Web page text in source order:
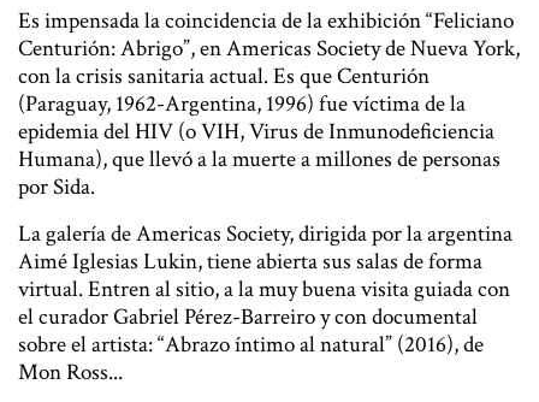
Es impensada la coincidencia de la exhibición “Feliciano
Centurión: Abrigo”, en Americas Society de Nueva York,
con la crisis sanitaria actual. Es que Centurión
(Paraguay, 1962-Argentina, 1996) fue víctima de la
epidemia del HIV (o VIH, Virus de Inmunodeficiencia
Humana), que llevó a la muerte a millones de personas
por Sida.
La galería de Americas Society, dirigida por la argentina
Aimé Iglesias Lukin, tiene abierta sus salas de forma
virtual. Entren al sitio, a la muy buena visita guiada con
el curador Gabriel Pérez-Barreiro y con documental
sobre el artista: “Abrazo íntimo al natural” (2016), de
Mon Ross...